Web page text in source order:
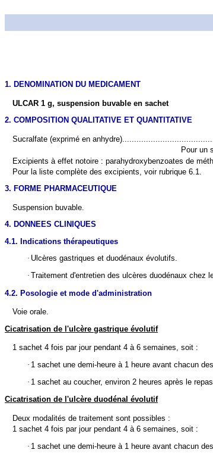
1. DENOMINATION DU MEDICAMENT
ULCAR 1 g, suspension buvable en sachet
2. COMPOSITION QUALITATIVE ET QUANTITATIVE
Sucralfate (exprimé en
Pour un
Excipients à effet notoire : parahydroxybenzoates de
Pour la liste complète des excipients, voir rubrique 6.1.
3. FORME PHARMACEUTIQUE
Suspension buvable.
4. DONNEES CLINIQUES
4.1. Indications thérapeutiques
· Ulcères gastriques et duodénaux évolutifs.
· Traitement d'entretien des ulcères duodénaux chez
4.2. Posologie et mode d'administration
Voie orale.
Cicatrisation de l'ulcère gastrique évolutif
1 sachet 4 fois par jour pendant 4 à 6 semaines, soit :
· 1 sachet une demi-heure à 1 heure avant chacun
· 1 sachet au coucher, environ 2 heures après le
Cicatrisation de l'ulcère duodénal évolutif
Deux modalités de traitement sont possibles :
1 sachet 4 fois par jour pendant 4 à 6 semaines, soit :
· 1 sachet une demi-heure à 1 heure avant chacun